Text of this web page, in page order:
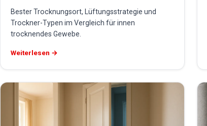
Bester Trocknungsort, Lüftungsstrategie und
Trockner-Typen im Vergleich für innen
trocknendes Gewebe.
Weiterlesen →